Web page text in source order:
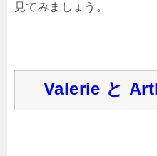
見てみましょう。
Valerie と